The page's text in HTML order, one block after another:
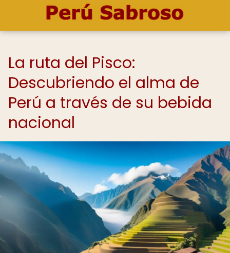
La ruta del Pisco:
Descubriendo el alma de
Perú a través de su bebida
nacional